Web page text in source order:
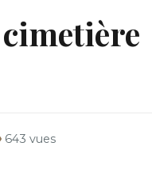
cimetière
643 vues